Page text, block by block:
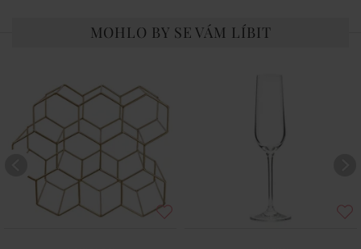
MOHLO BY SE VÁM LÍBIT